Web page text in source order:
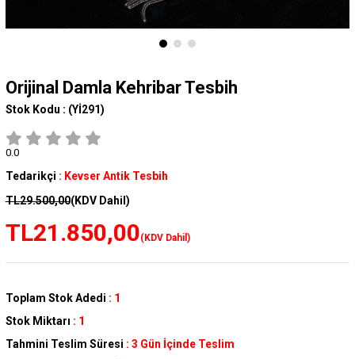
Orijinal Damla Kehribar Tesbih
Stok Kodu : (Yİ291)
0.0
Tedarikçi : Kevser Antik Tesbih
TL29.500,00(KDV Dahil)
TL21.850,00(KDV Dahil)
Toplam Stok Adedi : 1
Stok Miktarı : 1
Tahmini Teslim Süresi : 3 Gün İçinde Teslim